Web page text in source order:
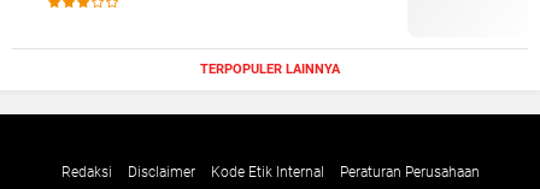
TERPOPULER LAINNYA
Redaksi Disclaimer Kode Etik Internal
Peraturan Perusahaan